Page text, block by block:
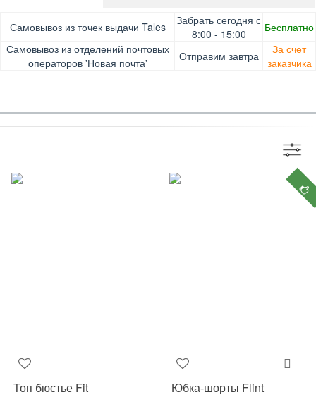
Самовывоз из точек выдачи Tales
Забрать сегодня с
8:00 - 15:00
Бесплатно
Самовывоз из отделений почтовых
операторов 'Новая почта'
Отправим завтра
За счет
заказчика
Оплата при получении товара, Картой онлайн, Google
Pay, Безналичными для юридических лиц, Безналичными
для физических лиц, Apple Pay, Mastercard, Visa
Гарантия. Обмен/возврат товара в течение 14 дней.
Доставка за счет заказчика
Топ бюстье Fit
Юбка-шорты Flint